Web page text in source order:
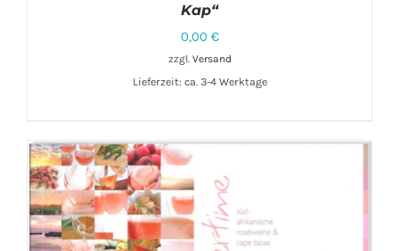
IN DEN WARENKORB
Kap“
0,00 €
zzgl. Versand
Lieferzeit: ca. 3-4 Werktage